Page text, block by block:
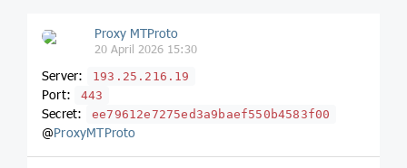
Proxy MTProto
20 April 2026 15:30
Server: 193.25.216.19
Port: 443
Secret: ee79612e7275ed3a9baef550b4583f00
@ProxyMTProto